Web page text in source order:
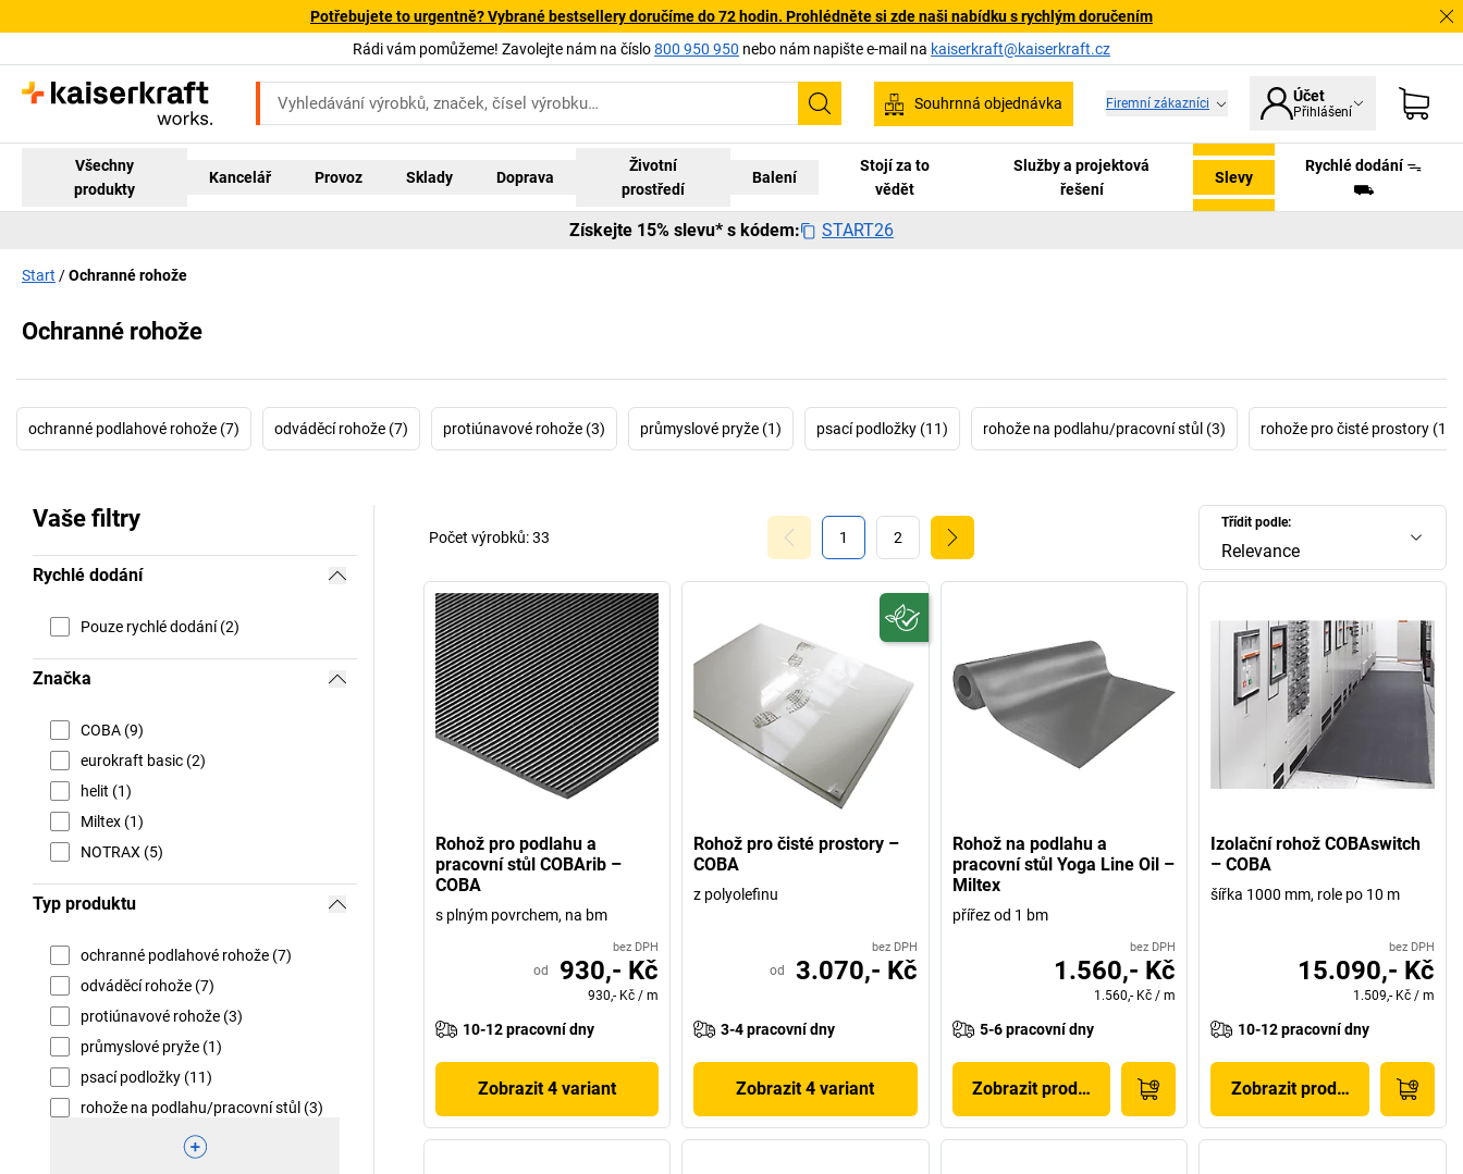
Potřebujete to urgentně? Vybrané bestsellery doručíme do 72 hodin. Prohlédněte si zde naši nabídku s rychlým doručením
Rádi vám pomůžeme! Zavolejte nám na číslo800 950 950 nebo nám napište e-mail na kaiserkraft@kaiserkraft.cz
Hledání
Souhrnná objednávka Firemní zákazníci Účet
Přihlášení
Všechny
produkty
Kancelář Provoz Sklady Doprava
Životní
prostředí
Balení
Stojí za to
vědět
Služby a projektová
řešení
Slevy
Rychlé dodání ᯓ
⛟
Získejte 15% slevu* s kódem: START26
Start Ochranné rohože
Ochranné rohože
ochranné podlahové rohože (7) odváděcí rohože (7) protiúnavové rohože (3) průmyslové pryže (1) psací podložky (11) rohože na podlahu/pracovní stůl (3) rohože pro čisté prostory (1)
Vaše filtry
Rychlé dodání
Pouze rychlé dodání (2)
Značka
COBA (9)
eurokraft basic (2)
helit (1)
Miltex (1)
NOTRAX (5)
Typ produktu
ochranné podlahové rohože (7)
odváděcí rohože (7)
protiúnavové rohože (3)
průmyslové pryže (1)
psací podložky (11)
rohože na podlahu/pracovní stůl (3)
Třídit podle:
Relevance
1 2
Počet výrobků:33
Rohož pro podlahu a
pracovní stůl COBArib –
COBA
s plným povrchem, na bm
bez DPH
od 930,- Kč
930,- Kč /m
10-12 pracovní dny
Zobrazit 4 variant
Rohož pro čisté prostory –
COBA
z polyolefinu
bez DPH
od 3.070,- Kč
3-4 pracovní dny
Zobrazit 4 variant
Rohož na podlahu a
pracovní stůl Yoga Line Oil –
Miltex
přířez od 1 bm
bez DPH
1.560,- Kč
1.560,- Kč /m
5-6 pracovní dny
Zobrazit produkt
Izolační rohož COBAswitch
– COBA
šířka 1000 mm, role po 10 m
bez DPH
15.090,- Kč
1.509,- Kč / m
10-12 pracovní dny
Zobrazit produkt